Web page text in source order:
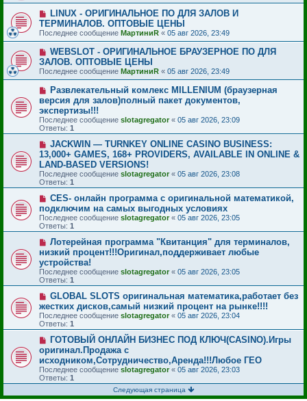
LINUX - ОРИГИНАЛЬНОЕ ПО ДЛЯ ЗАЛОВ И
ТЕРМИНАЛОВ. ОПТОВЫЕ ЦЕНЫ
Последнее сообщение МартиниR « 05 авг 2026, 23:49
WEBSLOT - ОРИГИНАЛЬНОЕ БРАУЗЕРНОЕ ПО ДЛЯ
ЗАЛОВ. ОПТОВЫЕ ЦЕНЫ
Последнее сообщение МартиниR « 05 авг 2026, 23:49
Развлекательный комлекс MILLENIUM (браузерная
версия для залов)полный пакет документов,
экспертизы!!!
Последнее сообщение slotagregator« 05 авг 2026, 23:09
Ответы: 1
JACKWIN — TURNKEY ONLINE CASINO BUSINESS:
13,000+ GAMES, 168+ PROVIDERS, AVAILABLE IN ONLINE &
LAND-BASED VERSIONS!
Последнее сообщение slotagregator « 05 авг 2026, 23:08
Ответы: 1
CES- онлайн программа с оригинальной математикой,
подключим на самых выгодных условиях
Последнее сообщение slotagregator« 05 авг 2026, 23:05
Ответы: 1
Лотерейная программа "Квитанция" для терминалов,
низкий процент!!!Оригинал,поддерживает любые
устройства!
Последнее сообщение slotagregator « 05 авг 2026, 23:05
Ответы: 1
GLOBAL SLOTS оригинальная математика,работает без
жестких дисков,самый низкий процент на рынке!!!!
Последнее сообщение slotagregator« 05 авг 2026, 23:04
Ответы: 1
ГОТОВЫЙ ОНЛАЙН БИЗНЕС ПОД КЛЮЧ(CASINO).Игры
оригинал.Продажа с
исходником,Сотрудничество,Аренда!!!Любое ГЕО
Последнее сообщение slotagregator « 05 авг 2026, 23:03
Ответы: 1
Следующая страница